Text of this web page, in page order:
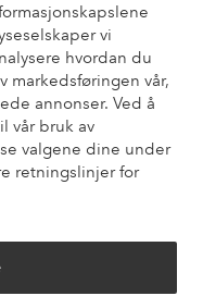
vi
hvordan du
markedsføringen vår,
annonser. Ved å
vår bruk av
valgene dine under
retningslinjer for
?